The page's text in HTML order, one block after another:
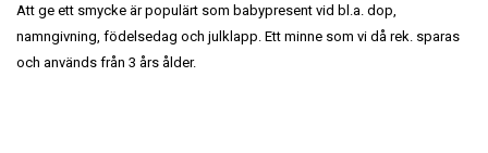
Att ge ett smycke är populärt som babypresent vid bl.a. dop,
namngivning, födelsedag och julklapp. Ett minne som vi då rek. sparas
och används från 3 års ålder.